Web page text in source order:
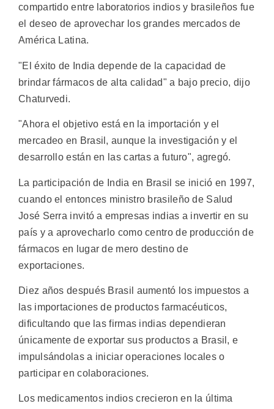
compartido entre laboratorios indios y brasileños fue
el deseo de aprovechar los grandes mercados de
América Latina.
"El éxito de India depende de la capacidad de
brindar fármacos de alta calidad" a bajo precio, dijo
Chaturvedi.
"Ahora el objetivo está en la importación y el
mercadeo en Brasil, aunque la investigación y el
desarrollo están en las cartas a futuro", agregó.
La participación de India en Brasil se inició en 1997,
cuando el entonces ministro brasileño de Salud
José Serra invitó a empresas indias a invertir en su
país y a aprovecharlo como centro de producción de
fármacos en lugar de mero destino de
exportaciones.
Diez años después Brasil aumentó los impuestos a
las importaciones de productos farmacéuticos,
dificultando que las firmas indias dependieran
únicamente de exportar sus productos a Brasil, e
impulsándolas a iniciar operaciones locales o
participar en colaboraciones.
Los medicamentos indios crecieron en la última